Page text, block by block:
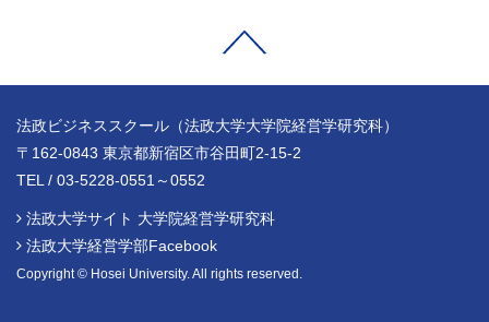
法政ビジネススクール（法政大学大学院経営学研究科）
〒162-0843 東京都新宿区市谷田町2-15-2
TEL / 03-5228-0551～0552
法政大学サイト 大学院経営学研究科
法政大学経営学部Facebook
Copyright © Hosei University. All rights reserved.